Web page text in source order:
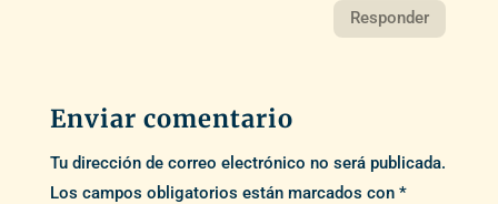
Responder
Enviar comentario
Tu dirección de correo electrónico no será publicada.
Los campos obligatorios están marcados con *